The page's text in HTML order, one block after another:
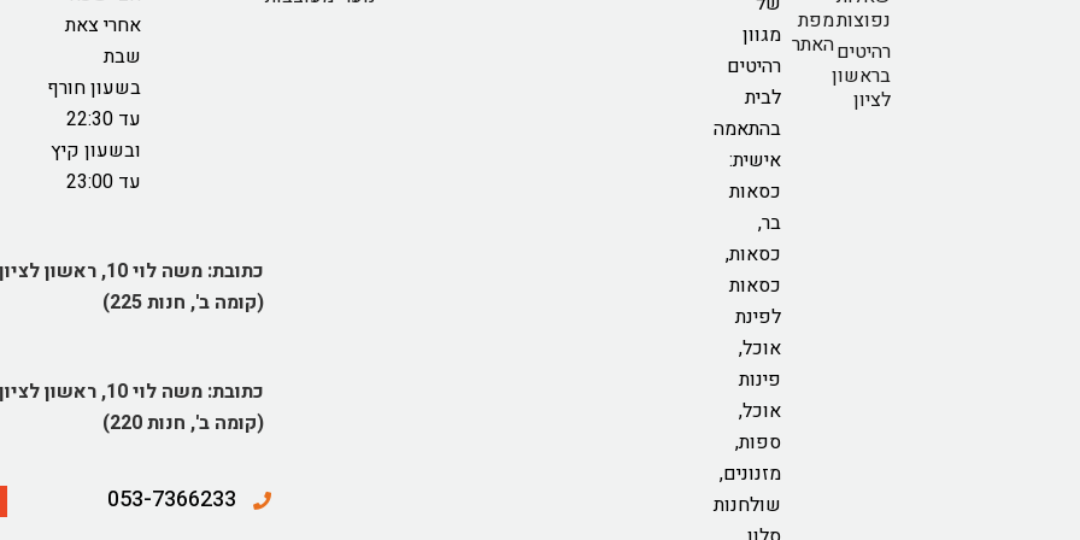
נפוצות
רהיטים
בראשון
לציון
מפת
האתר מגוון
רהיטים
לבית
בהתאמה
אישית:
כסאות
בר,
כסאות,
כסאות
לפינת
אוכל,
פינות
אוכל,
ספות,
מזנונים,
שולחנות
אחרי צאת
שבת
בשעון חורף
עד 22:30
ובשעון קיץ
עד 23:00
כתובת: משה לוי 10, ראשון לציון
(קומה ב', חנות 225)
כתובת: משה לוי 10, ראשון לציון
(קומה ב', חנות 220)
053-7366233